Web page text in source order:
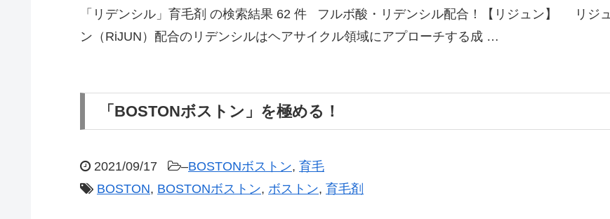
「リデンシル」育毛剤 の検索結果 62 件 フルボ酸・リデンシル配合！【リジュン】 リジュ
ン（RiJUN）配合のリデンシルはヘアサイクル領域にアプローチする成 …
「BOSTONボストン」を極める！
2021/09/17 –BOSTONボストン, 育毛
BOSTON, BOSTONボストン, ボストン, 育毛剤